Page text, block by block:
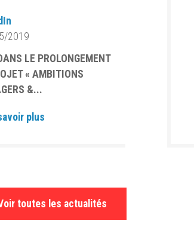
2019
LE PROLONGEMENT
« AMBITIONS
&...
plus
toutes les actualités